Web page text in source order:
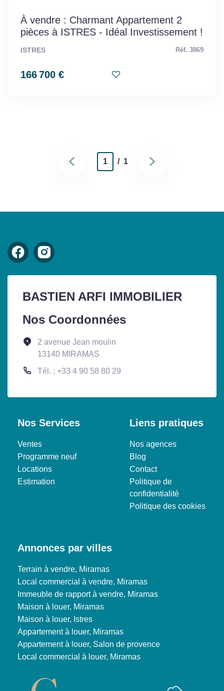
À vendre : Charmant Appartement 2
pièces à ISTRES - Idéal Investissement !
ISTRES Réf. 3869
166 700 €
1 / 1
BASTIEN ARFI IMMOBILIER
Nos Coordonnées
2 avenue Jean moulin
13140 MIRAMAS
Tél. : +33 4 90 58 80 29
Nos Services
Ventes
Programme neuf
Locations
Estimation
Liens pratiques
Nos agences
Blog
Contact
Politique de
confidentialité
Politique des cookies
Annonces par villes
Terrain à vendre, Miramas
Local commercial à vendre, Miramas
Immeuble de rapport à vendre, Miramas
Maison à louer, Miramas
Maison à louer, Istres
Appartement à louer, Miramas
Appartement à louer, Salon de provence
Local commercial à louer, Miramas